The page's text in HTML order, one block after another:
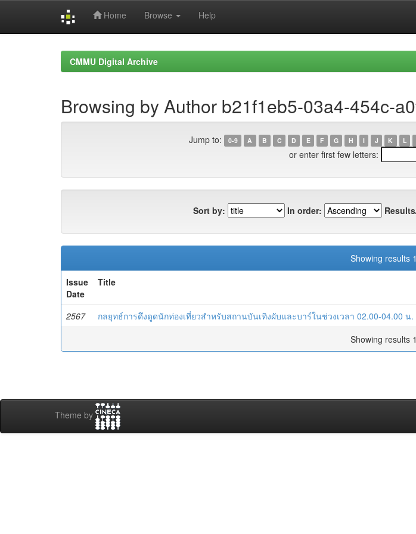
Home Browse Help
CMMU Digital Archive
Browsing by Author b21f1eb5-03a4-454c-
Jump to: 0-9 A B C D E F G H I J K L
or enter first few letters:
Sort by: In order:
Showing results
Issue
Date
Title
2567 กลยุทธ์การดึงดูดนักท่องเที่ยวสำหรับสถานบันเทิงผับและบาร์ในช่วงเวลา 02.00-04.00 น.
Showing results
Theme by